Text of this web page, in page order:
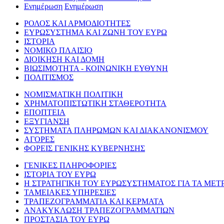
Ενημέρωση Ενημέρωση
ΡΟΛΟΣ ΚΑΙ ΑΡΜΟΔΙΟΤΗΤΕΣ
ΕΥΡΩΣΥΣΤΗΜΑ ΚΑΙ ΖΩΝΗ ΤΟΥ ΕΥΡΩ
ΙΣΤΟΡΙΑ
ΝΟΜΙΚΟ ΠΛΑΙΣΙΟ
ΔΙΟΙΚΗΣΗ ΚΑΙ ΔΟΜΗ
ΒΙΩΣΙΜΟΤΗΤΑ - ΚΟΙΝΩΝΙΚΗ ΕΥΘΥΝΗ
ΠΟΛΙΤΙΣΜΟΣ
ΝΟΜΙΣΜΑΤΙΚΗ ΠΟΛΙΤΙΚΗ
ΧΡΗΜΑΤΟΠΙΣΤΩΤΙΚΗ ΣΤΑΘΕΡΟΤΗΤΑ
ΕΠΟΠΤΕΙΑ
ΕΞΥΓΙΑΝΣΗ
ΣΥΣΤΗΜΑΤΑ ΠΛΗΡΩΜΩΝ ΚΑΙ ΔΙΑΚΑΝΟΝΙΣΜΟΥ
ΑΓΟΡΕΣ
ΦΟΡΕΙΣ ΓΕΝΙΚΗΣ ΚΥΒΕΡΝΗΣΗΣ
ΓΕΝΙΚΕΣ ΠΛΗΡΟΦΟΡΙΕΣ
ΙΣΤΟΡΙΑ ΤΟΥ ΕΥΡΩ
Η ΣΤΡΑΤΗΓΙΚΗ ΤΟΥ ΕΥΡΩΣΥΣΤΗΜΑΤΟΣ ΓΙΑ ΤΑ
ΤΑΜΕΙΑΚΕΣ ΥΠΗΡΕΣΙΕΣ
ΤΡΑΠΕΖΟΓΡΑΜΜΑΤΙΑ ΚΑΙ ΚΕΡΜΑΤΑ
ΑΝΑΚΥΚΛΩΣΗ ΤΡΑΠΕΖΟΓΡΑΜΜΑΤΙΩΝ
ΠΡΟΣΤΑΣΙΑ ΤΟΥ ΕΥΡΩ